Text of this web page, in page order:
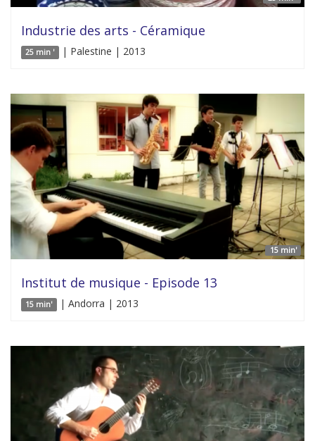
Industrie des arts - Céramique
25 min ' | Palestine | 2013
15 min'
Institut de musique - Episode 13
15 min' | Andorra | 2013